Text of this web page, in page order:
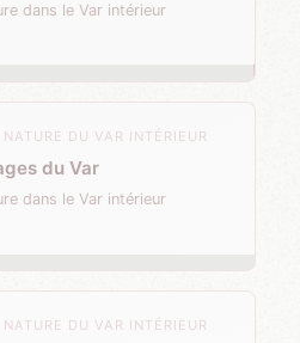
dans le Var intérieur
DU VAR INTÉRIEUR
du Var
dans le Var intérieur
DU VAR INTÉRIEUR